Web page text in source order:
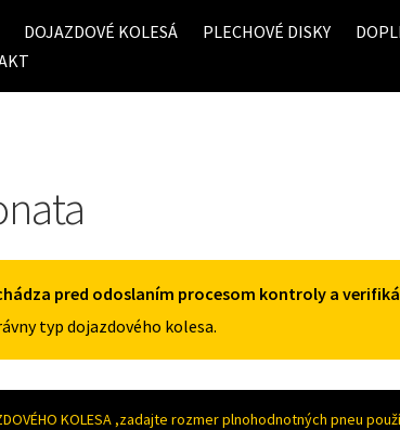
DOJAZDOVÉ KOLESÁ PLECHOVÉ DISKY
pred odoslaním procesom kontroly a
typ dojazdového kolesa.
KOLESA ,zadajte rozmer plnohodnotných pneu